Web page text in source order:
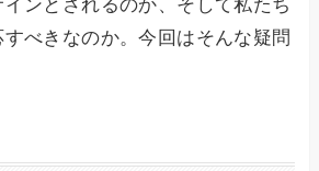
ンとされるのか、そして私たち
べきなのか。今回はそんな疑問